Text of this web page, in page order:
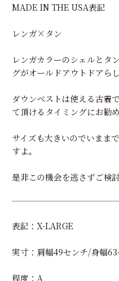
MADE IN THE USA表記
レンガ×タン
レンガカラーのシェルとタ
グがオールドアウトドアら
ダウンベストは使える古着
て頂けるタイミングにお勧め
サイズも大きいのでいまま
すよ。
是非この機会を逃さずご検討
表記：X-LARGE
実寸：肩幅49センチ/身幅
程度：A